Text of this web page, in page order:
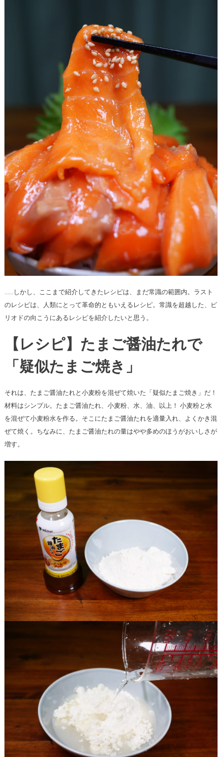
……しかし、ここまで紹介してきたレシピは、まだ常識の範囲内。ラスト
のレシピは、人類にとって革命的ともいえるレシピ。常識を超越した、ピ
リオドの向こうにあるレシピを紹介したいと思う。
【レシピ】たまご醤油たれで
「疑似たまご焼き」
それは、たまご醤油たれと小麦粉を混ぜて焼いた「疑似たまご焼き」だ！
材料はシンプル。たまご醤油たれ、小麦粉、水、油、以上！ 小麦粉と水
を混ぜて小麦粉水を作る。そこにたまご醤油たれを適量入れ、よくかき混
ぜて焼く。ちなみに、たまご醤油たれの量はやや多めのほうがおいしさが
増す。